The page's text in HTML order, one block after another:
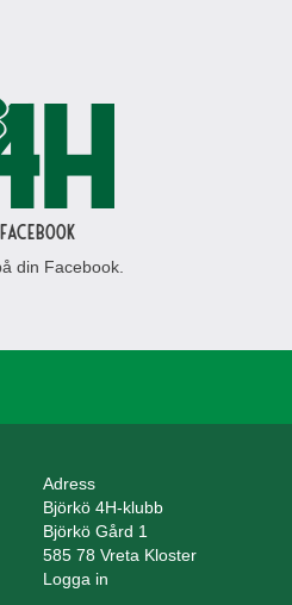
din Facebook.
Adress
Björkö 4H-klubb
Björkö Gård 1
585 78 Vreta Kloster
Logga in